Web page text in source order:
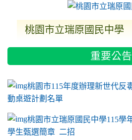
桃園市立瑞原國民中學
重要公告
link to https://sites.google.com/a/
桃園市115年度辦理新世代反
動桌遊計劃名單
桃園市立瑞原國民中學115學
學生甄選簡章 二招